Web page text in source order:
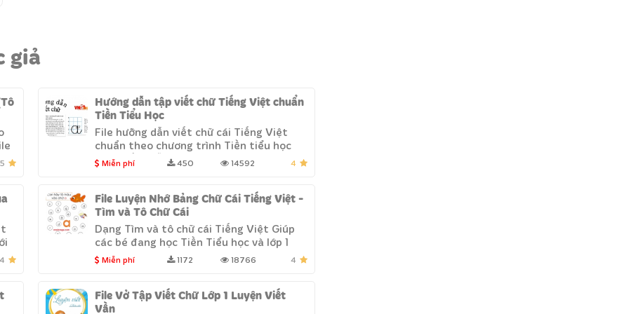
giả
5
Hướng dẫn tập viết chữ Tiếng Việt chuẩn
Tiền Tiểu Học
File hưỡng dẫn viết chữ cái Tiếng Việt
chuẩn theo chương trình Tiền tiểu học
mới nhất. Mỗi chữ cái sẽ được hướng dẫn
...
Miễn phí 450 14592 4
...
File Luyện Nhớ Bảng Chữ Cái Tiếng Việt -
Tìm và Tô Chữ Cái
Dạng Tìm và tô chữ cái Tiếng Việt Giúp
các bé đang học Tiền Tiểu học và lớp 1
nhanh nhớ được mặt chữ cái. Bài tập ...
Miễn phí 1172 18766 4
File Vở Tập Viết Chữ Lớp 1 Luyện Viết
Vần